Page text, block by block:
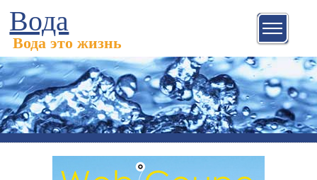
Вода
Вода это жизнь